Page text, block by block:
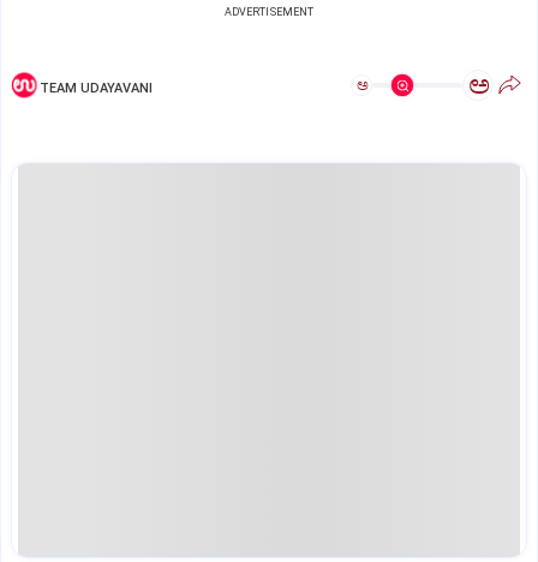
ADVERTISEMENT
TEAM UDAYAVANI ಅ ಅ